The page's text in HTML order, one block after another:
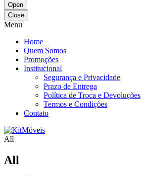
Open
Close
Menu
Home
Quem Somos
Promoções
Institucional
Segurança e Privacidade
Prazo de Entrega
Política de Troca e Devoluções
Termos e Condições
Contato
All
All